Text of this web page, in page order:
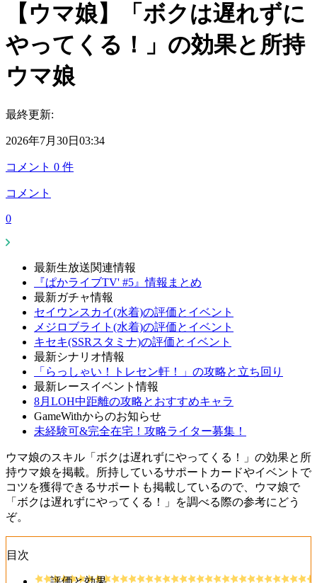
【ウマ娘】「ボクは遅れずに
やってくる！」の効果と所持
ウマ娘
最終更新:
2026年7月30日03:34
コメント 0 件
コメント
0
最新生放送関連情報
『ぱかライブTV' #5』情報まとめ
最新ガチャ情報
セイウンスカイ(水着)の評価とイベント
メジロブライト(水着)の評価とイベント
キセキ(SSRスタミナ)の評価とイベント
最新シナリオ情報
「らっしゃい！トレセン軒！」の攻略と立ち回り
最新レースイベント情報
8月LOH中距離の攻略とおすすめキャラ
GameWithからのお知らせ
未経験可&完全在宅！攻略ライター募集！
ウマ娘のスキル「ボクは遅れずにやってくる！」の効果と所
持ウマ娘を掲載。所持しているサポートカードやイベントで
コツを獲得できるサポートも掲載しているので、ウマ娘で
「ボクは遅れずにやってくる！」を調べる際の参考にどう
ぞ。
目次